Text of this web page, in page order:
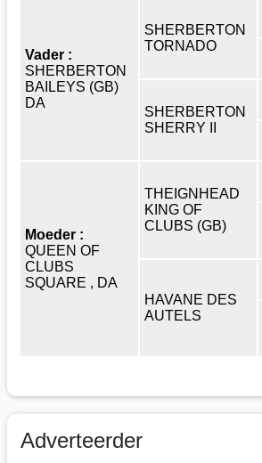
Vader :
SHERBERTON
BAILEYS (GB)
DA
SHERBERTON
TORNADO
SHERBERTON
SHERRY II
Moeder :
QUEEN OF
CLUBS
SQUARE , DA
THEIGNHEAD
KING OF
CLUBS (GB)
HAVANE DES
AUTELS
Adverteerder